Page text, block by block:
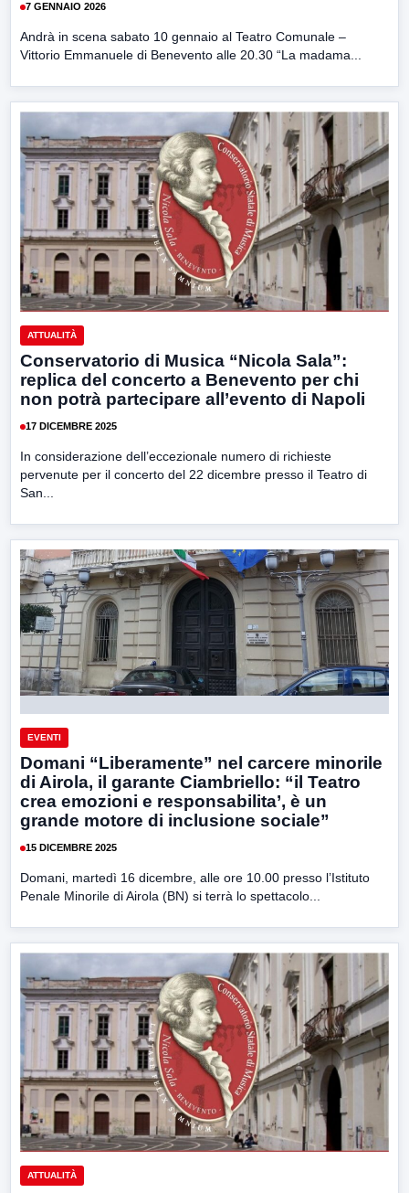
7 GENNAIO 2026
Andrà in scena sabato 10 gennaio al Teatro Comunale –
Vittorio Emmanuele di Benevento alle 20.30 “La madama...
ATTUALITÀ
Conservatorio di Musica “Nicola Sala”:
replica del concerto a Benevento per chi
non potrà partecipare all’evento di Napoli
17 DICEMBRE 2025
In considerazione dell’eccezionale numero di richieste
pervenute per il concerto del 22 dicembre presso il Teatro di
San...
EVENTI
Domani “Liberamente” nel carcere minorile
di Airola, il garante Ciambriello: “il Teatro
crea emozioni e responsabilita’, è un
grande motore di inclusione sociale”
15 DICEMBRE 2025
Domani, martedì 16 dicembre, alle ore 10.00 presso l’Istituto
Penale Minorile di Airola (BN) si terrà lo spettacolo...
ATTUALITÀ